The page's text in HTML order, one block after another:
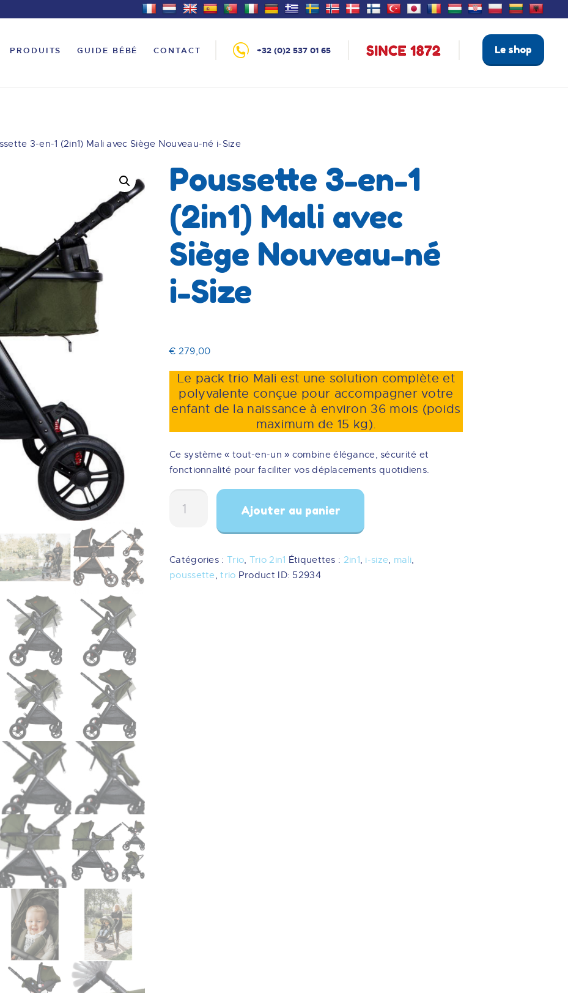
PRODUITS GUIDE BÉBÉ CONTACT +32 (0)2 537 01 65 Le shop
ANDRÉ BABY BRUSSELS
ACCUEIL
PRODUITS
3-en-1 (2in1) Mali avec Siège Nouveau-né i-Size
Poussette 3-en-1
(2in1) Mali avec
Siège Nouveau-né
i-Size
€ 279,00
Le pack trio Mali est une solution complète et
polyvalente conçue pour accompagner votre
enfant de la naissance à environ 36 mois (poids
maximum de 15 kg).
Ce système « tout-en-un » combine élégance, sécurité et
fonctionnalité pour faciliter vos déplacements quotidiens.
en-
1
Ajouter au panier
Catégories : Trio, Trio 2in1 Étiquettes : 2in1, i-size, mali,
poussette,trio Product ID: 52934